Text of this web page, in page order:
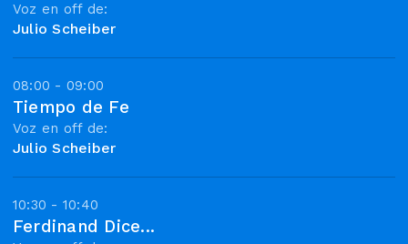
Voz en off de:
Julio Scheiber
08:00 - 09:00
Tiempo de Fe
Voz en off de:
Julio Scheiber
10:30 - 10:40
Ferdinand Dice...